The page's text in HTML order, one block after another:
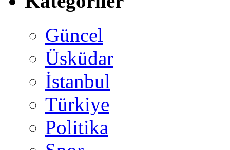
Güncel
Üsküdar
İstanbul
Türkiye
Politika